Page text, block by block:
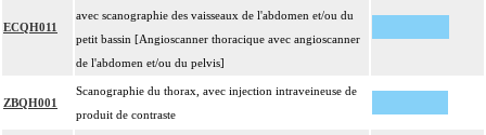
ECQH011
avec scanographie des vaisseaux de l'abdomen et/ou du
petit bassin [Angioscanner thoracique avec angioscanner
de l'abdomen et/ou du pelvis]
ZBQH001
Scanographie du thorax, avec injection intraveineuse de
produit de contraste